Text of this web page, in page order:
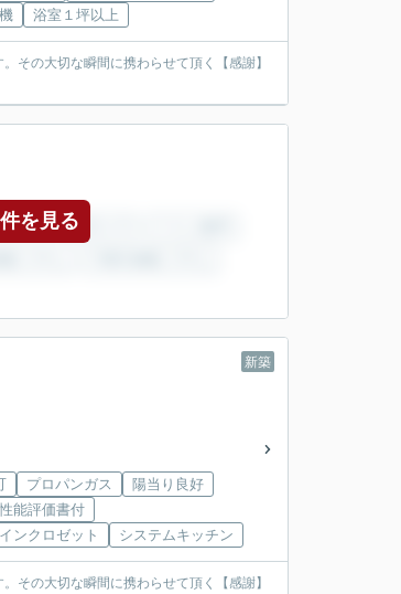
浴室１坪以上
その大切な瞬間に携わらせて頂く【感謝】
を見る
新築
プロパンガス
陽当り良好
能評価書付
ンクロゼット
システムキッチン
その大切な瞬間に携わらせて頂く【感謝】